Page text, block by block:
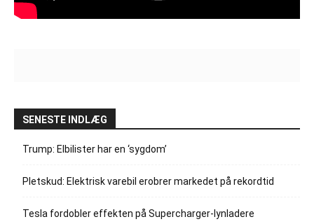
SENESTE INDLÆG
Trump: Elbilister har en ‘sygdom’
Pletskud: Elektrisk varebil erobrer markedet på rekordtid
Tesla fordobler effekten på Supercharger-lynladere